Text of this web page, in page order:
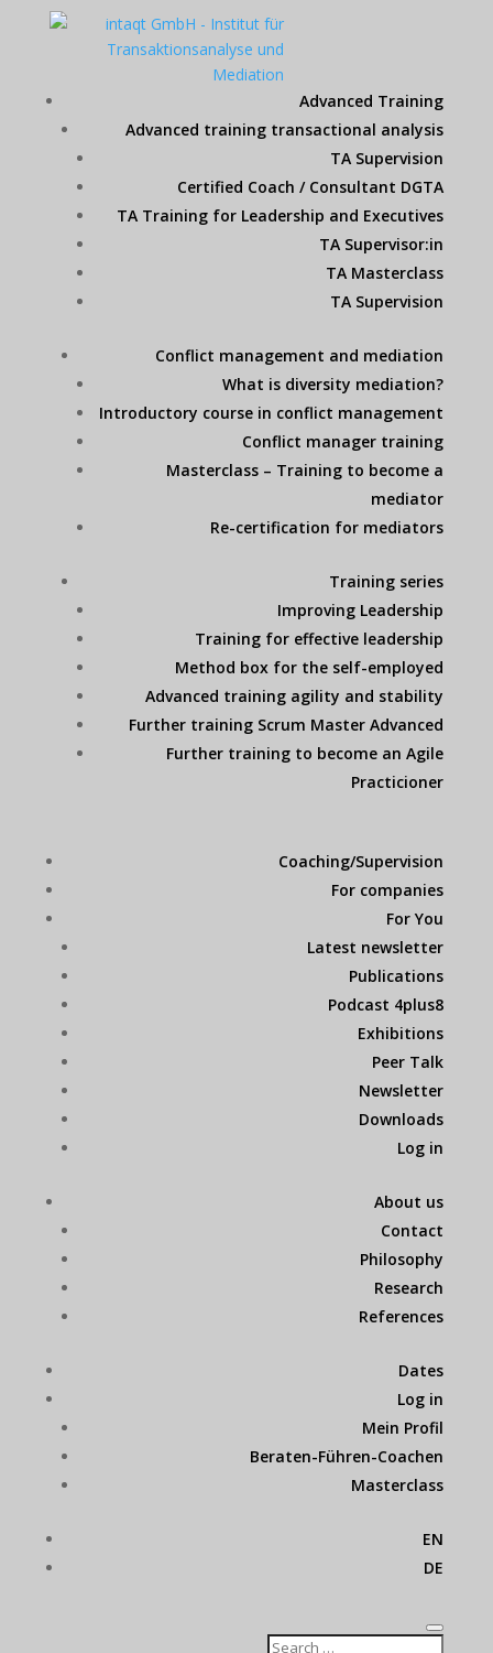
Advanced Training
Advanced training transactional analysis
TA Supervision
Certified Coach / Consultant DGTA
TA Training for Leadership and Executives
TA Supervisor:in
TA Masterclass
TA Supervision
Conflict management and mediation
What is diversity mediation?
Introductory course in conflict management
Conflict manager training
Masterclass – Training to become a
mediator
Re-certification for mediators
Training series
Improving Leadership
Training for effective leadership
Method box for the self-employed
Advanced training agility and stability
Further training Scrum Master Advanced
Further training to become an Agile
Practicioner
Coaching/Supervision
For companies
For You
Latest newsletter
Publications
Podcast 4plus8
Exhibitions
Peer Talk
Newsletter
Downloads
Log in
About us
Contact
Philosophy
Research
References
Dates
Log in
Mein Profil
Beraten-Führen-Coachen
Masterclass
EN
DE